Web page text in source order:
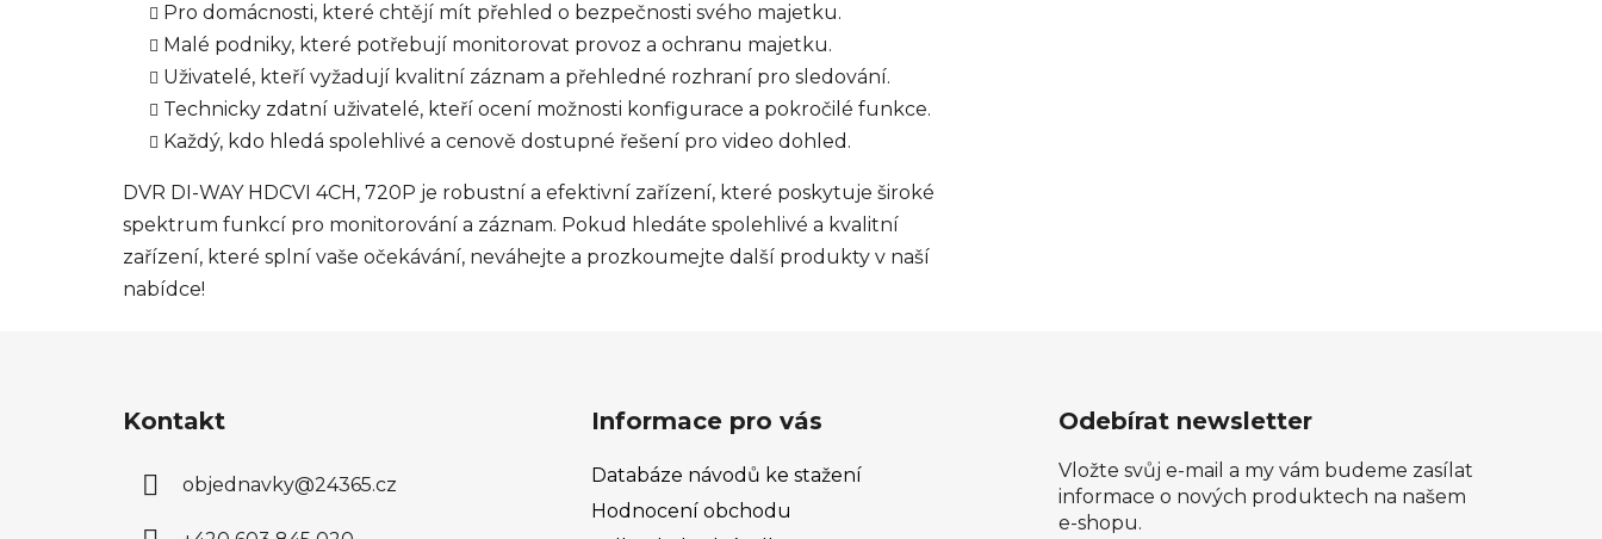
Pro domácnosti, které chtějí mít přehled o bezpečnosti svého majetku.
Malé podniky, které potřebují monitorovat provoz a ochranu majetku.
Uživatelé, kteří vyžadují kvalitní záznam a přehledné rozhraní pro sledování.
Technicky zdatní uživatelé, kteří ocení možnosti konfigurace a pokročilé funkce.
Každý, kdo hledá spolehlivé a cenově dostupné řešení pro video dohled.
DVR DI-WAY HDCVI 4CH, 720P je robustní a efektivní zařízení, které poskytuje široké
spektrum funkcí pro monitorování a záznam. Pokud hledáte spolehlivé a kvalitní
zařízení, které splní vaše očekávání, neváhejte a prozkoumejte další produkty v naší
nabídce!
Kontakt
objednavky@24365.cz
Informace pro vás
Databáze návodů ke stažení
Hodnocení obchodu
Odebírat newsletter
Vložte svůj e-mail a my vám budeme zasílat
informace o nových produktech na našem
e-shopu.